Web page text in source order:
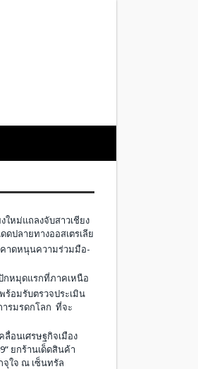
ใหม่แถลงจับสาวเชียง
ดปลายทางออสเตรเลีย
คาดหนุนความร่วมมือ-
กหมุดแรกที่ภาคเหนือ
ร้อมรับตรวจประเมิน
รมรดกโลก ที่จะ
อนเศรษฐกิจเมือง
ยกร้านเด็ดสินค้า
จุใจ ณ เซ็นทรัล